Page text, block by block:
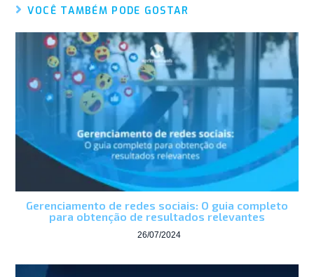
VOCÊ TAMBÉM PODE GOSTAR
Gerenciamento de redes sociais: O guia completo
para obtenção de resultados relevantes
26/07/2024